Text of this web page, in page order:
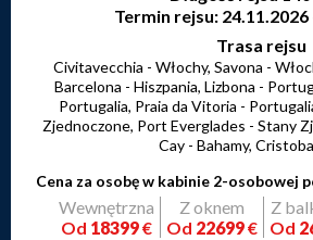
Termin rejsu: 24.11.2026
Trasa rejsu
Civitavecchia - Włochy, Savona -
Barcelona - Hiszpania, Lizbona -
Portugalia, Praia da Vitoria -
Zjednoczone, Port Everglades - Stany
Cay - Bahamy,
Cena za osobę w kabinie 2-osobowej
Wewnętrzna
Od 18399€
Z oknem
Od 22699€
Z
Od